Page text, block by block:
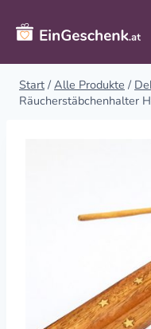
Inhalt
springen
Start / Alle Produkte /
Räucherstäbchenhalter